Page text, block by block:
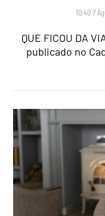
10:40 7
QUE FICOU DA
publicado no